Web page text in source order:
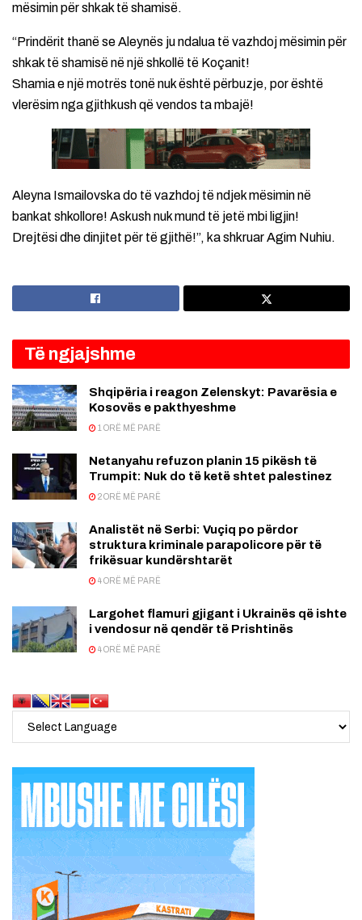
mësimin për shkak të shamisë.
“Prindërit thanë se Aleynës ju ndalua të vazhdoj mësimin për
shkak të shamisë në një shkollë të Koçanit!
Shamia e një motrës tonë nuk është përbuzje, por është
vlerësim nga gjithkush që vendos ta mbajë!
Aleyna Ismailovska do të vazhdoj të ndjek mësimin në
bankat shkollore! Askush nuk mund të jetë mbi ligjin!
Drejtësi dhe dinjitet për të gjithë!”, ka shkruar Agim Nuhiu.
Të ngjajshme
Shqipëria i reagon Zelenskyt: Pavarësia e
Kosovës e pakthyeshme
1 ORË MË PARË
Netanyahu refuzon planin 15 pikësh të
Trumpit: Nuk do të ketë shtet palestinez
2 ORË MË PARË
Analistët në Serbi: Vuçiq po përdor
struktura kriminale parapolicore për të
frikësuar kundërshtarët
4 ORË MË PARË
Largohet flamuri gjigant i Ukrainës që ishte
i vendosur në qendër të Prishtinës
4 ORË MË PARË